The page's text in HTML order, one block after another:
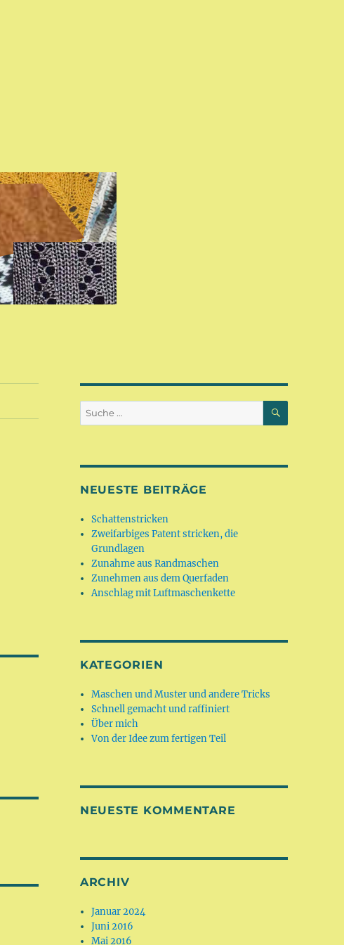
Suche
nach:
SUCHEN
NEUESTE BEITRÄGE
Schattenstricken
Zweifarbiges Patent stricken, die
Grundlagen
Zunahme aus Randmaschen
Zunehmen aus dem Querfaden
Anschlag mit Luftmaschenkette
KATEGORIEN
Maschen und Muster und andere Tricks
Schnell gemacht und raffiniert
Über mich
Von der Idee zum fertigen Teil
NEUESTE KOMMENTARE
ARCHIV
Januar 2024
Juni 2016
Mai 2016